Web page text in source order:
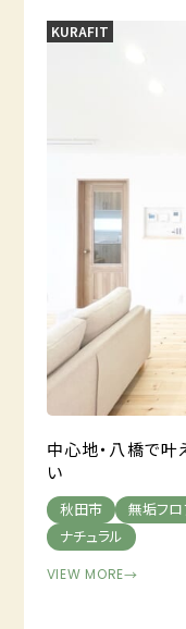
中心地・八橋で叶
い
秋田市 無垢フロ
ナチュラル
VIEW MORE→
KURAFIT